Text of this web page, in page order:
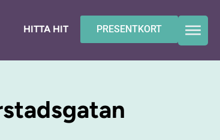
PRESENTKORT
HITTA HIT